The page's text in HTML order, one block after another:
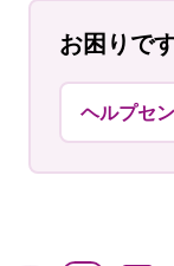
お困りで
ヘルプセ